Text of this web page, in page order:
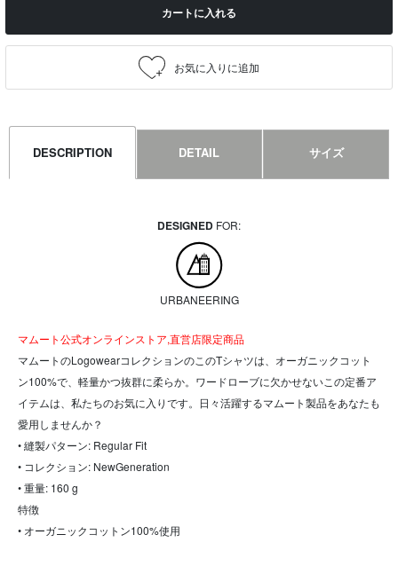
カートに入れる
DESCRIPTION DETAIL サイズ
DESIGNED FOR:
URBANEERING
マムート公式オンラインストア,直営店限定商品
マムートのLogowearコレクションのこのTシャツは、オーガニックコット
ン100%で、軽量かつ抜群に柔らか。ワードローブに欠かせないこの定番ア
イテムは、私たちのお気に入りです。日々活躍するマムート製品をあなたも
愛用しませんか？
• 縫製パターン: Regular Fit
• コレクション: NewGeneration
• 重量: 160 g
特徴
• オーガニックコットン100%使用